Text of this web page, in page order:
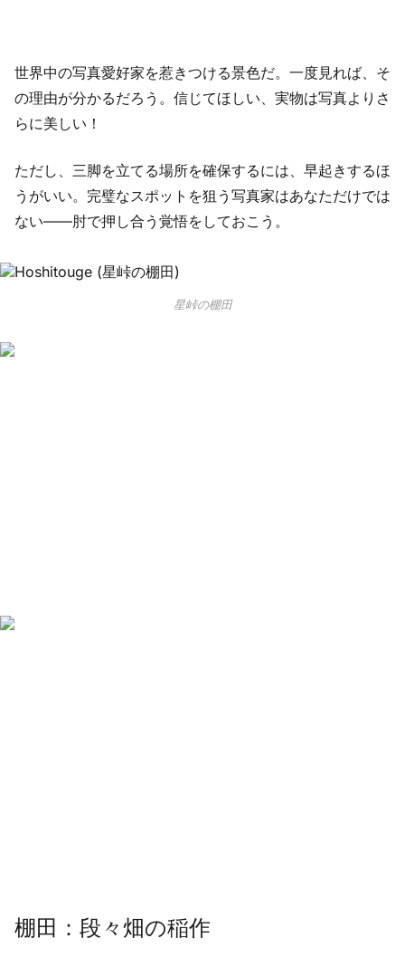
世界中の写真愛好家を惹きつける景色だ。一度見れば、そ
の理由が分かるだろう。信じてほしい、実物は写真よりさ
らに美しい！
ただし、三脚を立てる場所を確保するには、早起きするほ
うがいい。完璧なスポットを狙う写真家はあなただけでは
ない――肘で押し合う覚悟をしておこう。
星峠の棚田
棚田：段々畑の稲作